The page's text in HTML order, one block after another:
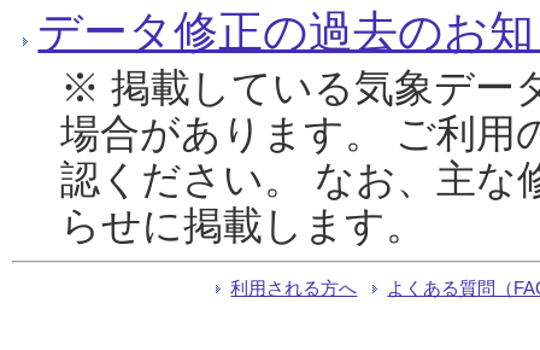
データ修正の過去のお
※ 掲載している気象デー
場合があります。 ご利用
認ください。 なお、主な
らせに掲載します。
利用される方へ よくある質問（